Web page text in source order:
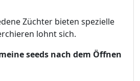
Züchter bieten spezielle
lohnt sich.
seeds nach dem Öffnen